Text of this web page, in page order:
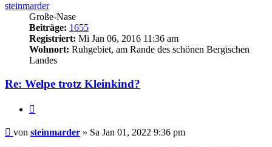
steinmarder
Große-Nase
Beiträge: 1655
Registriert: Mi Jan 06, 2016 11:36 am
Wohnort: Ruhgebiet, am Rande des schönen Bergischen
Landes
Re: Welpe trotz Kleinkind?
Beitrag
von steinmarder » Sa Jan 01, 2022 9:36 pm